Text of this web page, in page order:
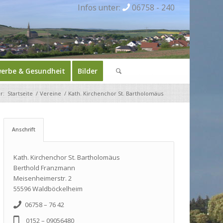
Infos unter: 06758 - 240
& Gesundheit Bilder
Startseite / Vereine / Kath. Kirchenchor St. Bartholomäus
Anschrift
Kath. Kirchenchor St. Bartholomäus
Berthold Franzmann
Meisenheimerstr. 2
55596 Waldböckelheim
06758 – 76 42
0152 – 09056480